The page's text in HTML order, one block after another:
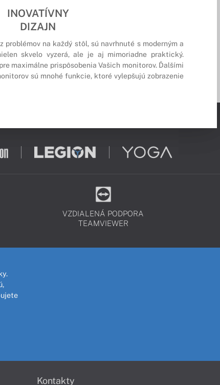
INOVATÍVNY
DIZAJN
problémov na každý stôl, sú navrhnuté s moderným a
skvelo vyzerá, ale je aj mimoriadne praktický.
maximálne prispôsobenia Vašich monitorov. Ďalšími
sú mnohé funkcie, ktoré vylepšujú zobrazenie
VZDIALENÁ PODPORA
TEAMVIEWER
Kontakty